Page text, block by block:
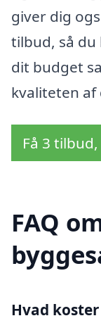
giver dig
tilbud, så du
dit budget
kvaliteten
Få 3
FAQ
Hvad